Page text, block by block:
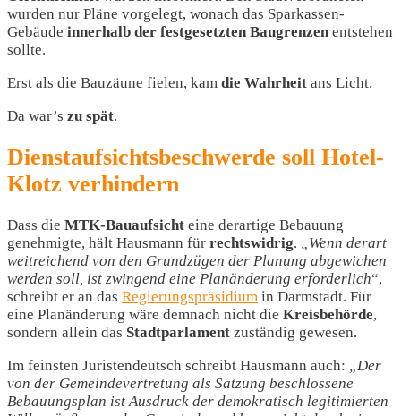
wurden nur Pläne vorgelegt, wonach das Sparkassen-
Gebäude innerhalb der festgesetzten Baugrenzen entstehen
sollte.
Erst als die Bauzäune fielen, kam die Wahrheit ans Licht.
Da war’s zu spät.
Dienstaufsichtsbeschwerde soll Hotel-
Klotz verhindern
Dass die MTK-Bauaufsicht eine derartige Bebauung
genehmigte, hält Hausmann für rechtswidrig. „Wenn derart
weitreichend von den Grundzügen der Planung abgewichen
werden soll, ist zwingend eine Planänderung erforderlich“,
schreibt er an das Regierungspräsidium in Darmstadt. Für
eine Planänderung wäre demnach nicht die Kreisbehörde,
sondern allein das Stadtparlament zuständig gewesen.
Im feinsten Juristendeutsch schreibt Hausmann auch: „Der
von der Gemeindevertretung als Satzung beschlossene
Bebauungsplan ist Ausdruck der demokratisch legitimierten